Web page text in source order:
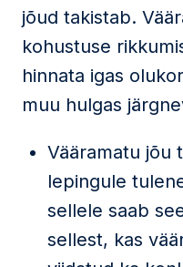
jõud takistab.
kohustuse
hinnata igas
muu hulgas
Vääramatu jõu
lepingule
sellele saab
sellest, kas